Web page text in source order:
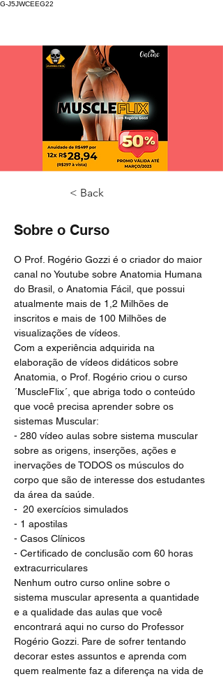
G-J5JWCEEG22
< Back
Sobre o Curso
O Prof. Rogério Gozzi é o criador do maior
canal no Youtube sobre Anatomia Humana
do Brasil, o Anatomia Fácil, que possui
atualmente mais de 1,2 Milhões de
inscritos e mais de 100 Milhões de
visualizações de vídeos.
Com a experiência adquirida na
elaboração de vídeos didáticos sobre
Anatomia, o Prof. Rogério criou o curso
´MuscleFlix´, que abriga todo o conteúdo
que você precisa aprender sobre os
sistemas Muscular:
- 280 vídeo aulas sobre sistema muscular
sobre as origens, inserções, ações e
inervações de TODOS os músculos do
corpo que são de interesse dos estudantes
da área da saúde.
-  20 exercícios simulados
- 1 apostilas
- Casos Clínicos
- Certificado de conclusão com 60 horas
extracurriculares
Nenhum outro curso online sobre o
sistema muscular apresenta a quantidade
e a qualidade das aulas que você
encontrará aqui no curso do Professor
Rogério Gozzi. Pare de sofrer tentando
decorar estes assuntos e aprenda com
quem realmente faz a diferença na vida de